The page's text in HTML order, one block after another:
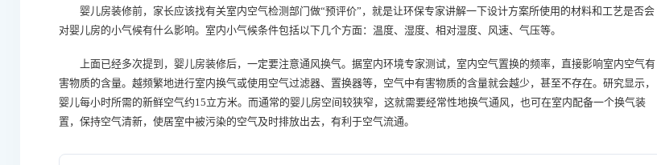
婴儿房装修前，家长应该找有关室内空气检测部门做“预评价”，就是让环保专家讲解一下设计方案所使用的材料和工艺是否会
对婴儿房的小气候有什么影响。室内小气候条件包括以下几个方面：温度、湿度、相对湿度、风速、气压等。
上面已经多次提到，婴儿房装修后，一定要注意通风换气。据室内环境专家测试，室内空气置换的频率，直接影响室内空气有
害物质的含量。越频繁地进行室内换气或使用空气过滤器、置换器等，空气中有害物质的含量就会越少，甚至不存在。研究显示，
婴儿每小时所需的新鲜空气约15立方米。而通常的婴儿房空间较狭窄，这就需要经常性地换气通风，也可在室内配备一个换气装
置，保持空气清新，使居室中被污染的空气及时排放出去，有利于空气流通。